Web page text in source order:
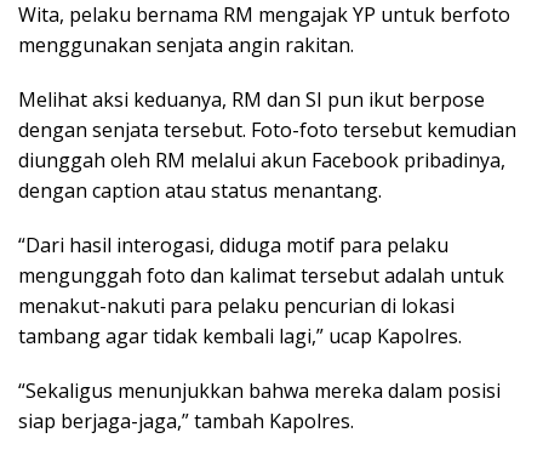
Wita, pelaku bernama RM mengajak YP untuk berfoto
menggunakan senjata angin rakitan.
Melihat aksi keduanya, RM dan SI pun ikut berpose
dengan senjata tersebut. ​Foto-foto tersebut kemudian
diunggah oleh RM melalui akun Facebook pribadinya,
dengan caption atau status menantang.
“Dari hasil interogasi, diduga motif para pelaku
mengunggah foto dan kalimat tersebut adalah untuk
menakut-nakuti para pelaku pencurian di lokasi
tambang agar tidak kembali lagi,” ucap Kapolres.
“Sekaligus menunjukkan bahwa mereka dalam posisi
siap berjaga-jaga,” tambah Kapolres.